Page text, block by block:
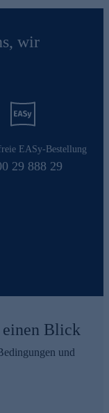
wir
EASy-Bestellung
29 888 29
Blick
und